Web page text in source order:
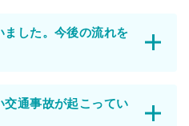
した。今後の流れを
通事故が起こってい